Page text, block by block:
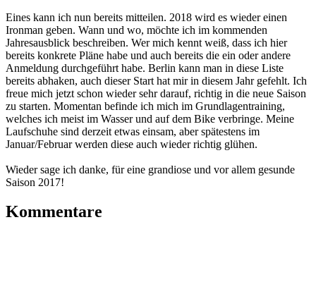
Eines kann ich nun bereits mitteilen. 2018 wird es wieder einen
Ironman geben. Wann und wo, möchte ich im kommenden
Jahresausblick beschreiben. Wer mich kennt weiß, dass ich hier
bereits konkrete Pläne habe und auch bereits die ein oder andere
Anmeldung durchgeführt habe. Berlin kann man in diese Liste
bereits abhaken, auch dieser Start hat mir in diesem Jahr gefehlt. Ich
freue mich jetzt schon wieder sehr darauf, richtig in die neue Saison
zu starten. Momentan befinde ich mich im Grundlagentraining,
welches ich meist im Wasser und auf dem Bike verbringe. Meine
Laufschuhe sind derzeit etwas einsam, aber spätestens im
Januar/Februar werden diese auch wieder richtig glühen.
Wieder sage ich danke, für eine grandiose und vor allem gesunde
Saison 2017!
Kommentare